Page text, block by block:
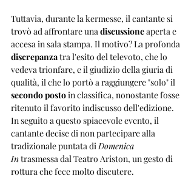
Tuttavia, durante la kermesse, il cantante si
trovò ad affrontare una discussione aperta e
accesa in sala stampa. Il motivo? La profonda
discrepanza tra l'esito del televoto, che lo
vedeva trionfare, e il giudizio della giuria di
qualità, il che lo portò a raggiungere "solo" il
secondo posto in classifica, nonostante fosse
ritenuto il favorito indiscusso dell'edizione.
In seguito a questo spiacevole evento, il
cantante decise di non partecipare alla
tradizionale puntata di Domenica
In trasmessa dal Teatro Ariston, un gesto di
rottura che fece molto discutere.